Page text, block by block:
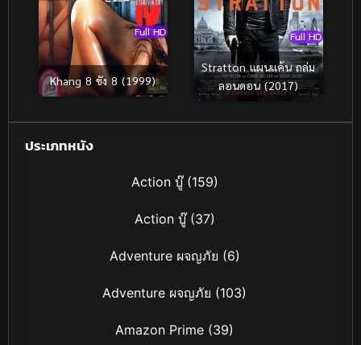
Full HD
Khang 8 ขัง 8 (1999)
Full HD
Stratton แผนแค้น ถล่ม
ลอนดอน (2017)
ประเภทหนัง
Action บู๊(159)
Action บู๊(37)
Adventure ผจญภัย (6)
Adventure ผจญภัย (103)
Amazon Prime (39)